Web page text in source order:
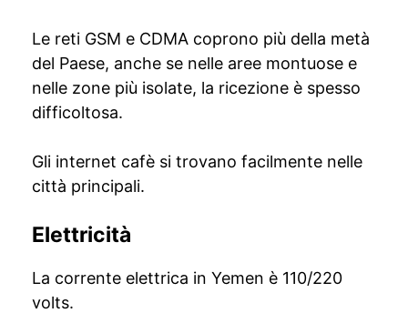
Le reti GSM e CDMA coprono più della metà
del Paese, anche se nelle aree montuose e
nelle zone più isolate, la ricezione è spesso
difficoltosa.
Gli internet cafè si trovano facilmente nelle
città principali.
Elettricità
La corrente elettrica in Yemen è 110/220
volts.